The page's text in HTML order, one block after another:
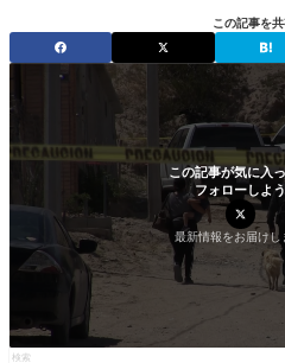
この記事を
この記事が気に入
フォローしよう
最新情報をお届けし